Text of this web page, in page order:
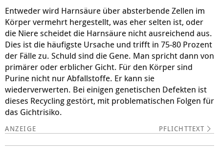
Entweder wird Harnsäure über absterbende Zellen im
Körper vermehrt hergestellt, was eher selten ist, oder
die Niere scheidet die Harnsäure nicht ausreichend aus.
Dies ist die häufigste Ursache und trifft in 75-80 Prozent
der Fälle zu. Schuld sind die Gene. Man spricht dann von
primärer oder erblicher Gicht. Für den Körper sind
Purine nicht nur Abfallstoffe. Er kann sie
wiederverwerten. Bei einigen genetischen Defekten ist
dieses Recycling gestört, mit problematischen Folgen für
das Gichtrisiko.
PFLICHTTEXT